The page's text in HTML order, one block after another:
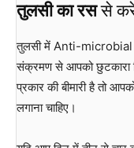
तुलसी का रससे
तुलसी में Anti-microbial
संक्रमण से आपको छुटकारा
प्रकार की बीमारी है तो
लगाना चाहिए।